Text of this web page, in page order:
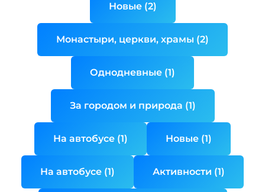
Новые (2)
Монастыри, церкви, храмы (2)
Однодневные (1)
За городом и природа (1)
На автобусе (1) Новые (1)
На автобусе (1) Активности (1)